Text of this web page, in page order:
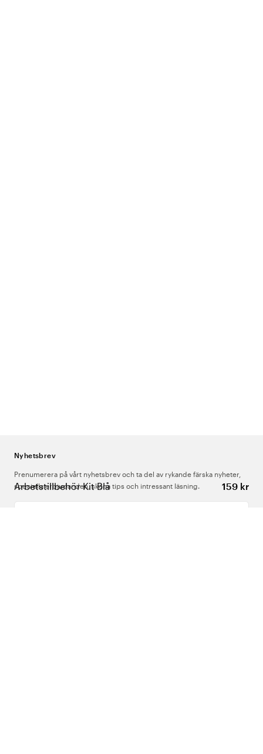
Arbetstillbehör Kit Blå 159 kr
Nyhetsbrev
Prenumerera på vårt nyhetsbrev och ta del av rykande färska nyheter,
speciella erbjudanden, sköna tips och intressant läsning.
Ange din e-postadress